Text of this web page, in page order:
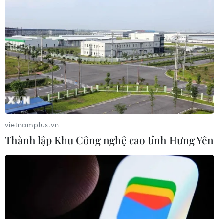
Động đất làm rung chuyển một phần bang
Quintana Roo của Mexico
16/04/2020 15:14
Một trận động đất có độ lớn 6 đã xảy ra vào sáng 16/4
(giờ địa phương) tại khu vực ngoài khơi Honduras, làm
rung chuyển một phần khu vực bang Quintana Roo của
Mexico.
vietnamplus.vn
Thành lập Khu Công nghệ cao tỉnh Hưng Yên